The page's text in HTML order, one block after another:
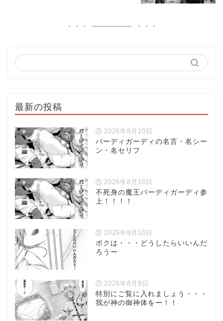
最新の投稿
2026年8月10日
バーディガーディの名言・名シー
ン・名セリフ
2026年8月10日
不死身の魔王バーディガーディ参
上！！！！
2026年8月10日
ボクは・・・どうしたらいいんだ
ろうー
2026年8月8日
特別にご覧に入れましょう・・・
我が神の御神体をー！！